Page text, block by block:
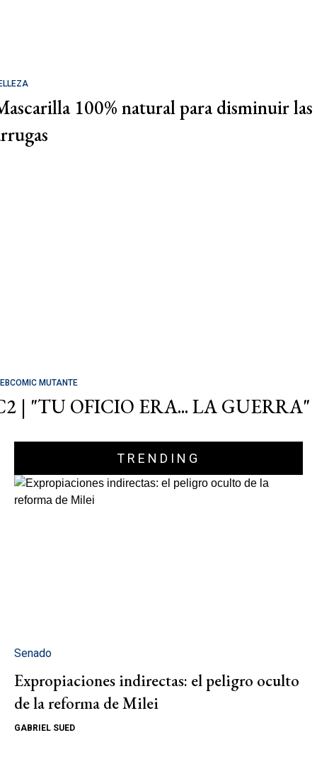
100% natural para disminuir las
MUTANTE
| "TU OFICIO ERA... LA GUERRA"
TRENDING
Senado
Expropiaciones indirectas: el peligro oculto
de la reforma de Milei
GABRIEL SUED